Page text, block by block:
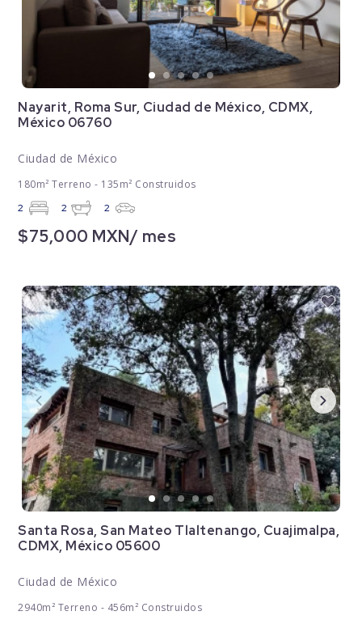
Nayarit, Roma Sur, Ciudad de México, CDMX,
México 06760
Ciudad de México
180m² Terreno - 135m² Construidos
2 2 2
$75,000 MXN/ mes
Santa Rosa, San Mateo Tlaltenango, Cuajimalpa,
CDMX, México 05600
Ciudad de México
2940m² Terreno - 456m² Construidos